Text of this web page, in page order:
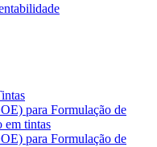
para Formulação de
em tintas
para Formulação de